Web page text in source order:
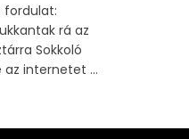
fordulat:
rá az
Sokkoló
internetet ...